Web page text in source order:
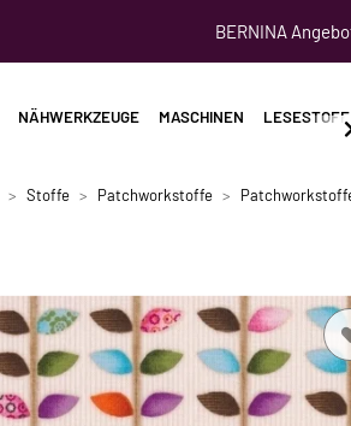
BERNINA
NÄHWERKZEUGE MASCHINEN LESESTOFF
Stoffe Patchworkstoffe